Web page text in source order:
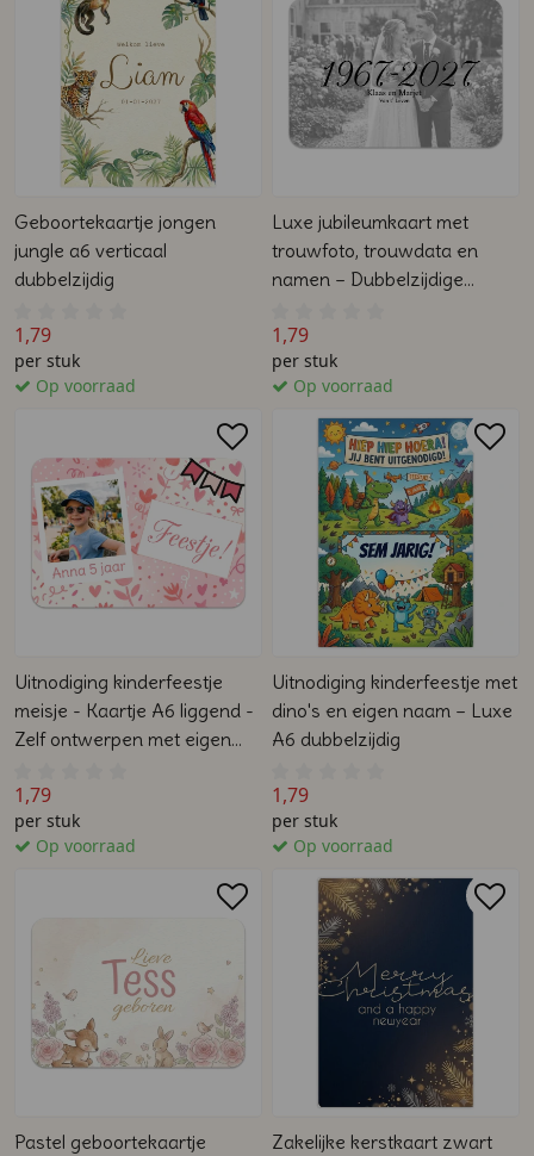
Geboortekaartje jongen
jungle a6 verticaal
dubbelzijdig
1,79
per stuk
Op voorraad
Luxe jubileumkaart met
trouwfoto, trouwdata en
namen – Dubbelzijdige
huwelijksjubileum
1,79
per stuk
Op voorraad
Uitnodiging kinderfeestje
meisje - Kaartje A6 liggend -
Zelf ontwerpen met eigen
1,79
per stuk
Op voorraad
Uitnodiging kinderfeestje met
dino's en eigen naam – Luxe
A6 dubbelzijdig
1,79
per stuk
Op voorraad
Pastel geboortekaartje
Zakelijke kerstkaart zwart